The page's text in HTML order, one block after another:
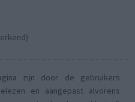
zijn door de gebruikers
en aangepast alvorens